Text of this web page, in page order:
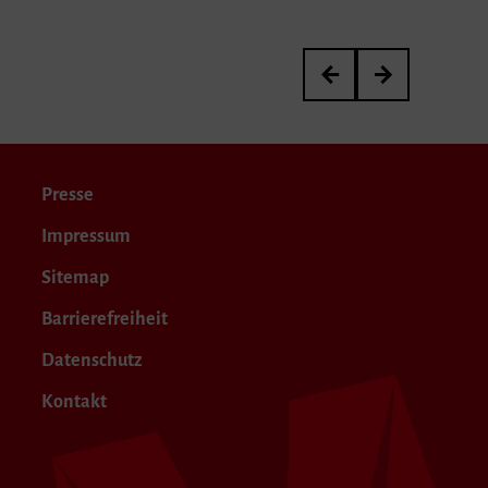
Artistic Research in
Viola Days
Presse
Impressum
Sitemap
Barrierefreiheit
Datenschutz
Kontakt